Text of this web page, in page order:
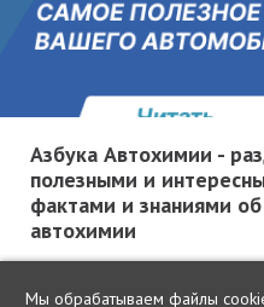
Азбука Автохимии -
полезными и
фактами и знаниями об
автохимии
Сетевое издание «Kolesa.ru»,
службой по надзору в сфере
массовых коммуникаций,
Любое использование
www.kolesa.ru, допускается
правообладателя.
редактор Баландин М.А. 0+
Политика конфиденциальности
Мы обрабатываем файлы